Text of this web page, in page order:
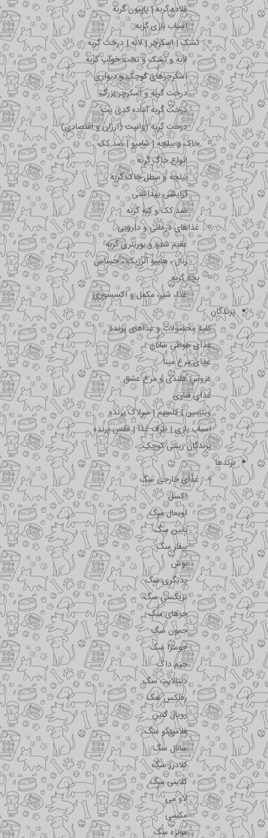
قلاده گربه | پاپیون گربه
اسباب بازی گربه
تشک | اسکرچر | لانه | درخت گربه
لانه و تشک و تخت خواب گربه
اسکرچرهای کوچک و دیواری
درخت گربه و اسکرچر بزرگ
درخت گربه آماده کدی پت
درخت گربه ژوانیت (ارزان و اقتصادی)
خاک و بیلچه | شامپو | ضد کک
انواع خاک گربه
بیلچه و سطل خاک گربه
آرایشی بهداشتی
ضد کک و کنه گربه
غذاهای درمانی و دارویی
عقیم شده و یورینری گربه
رنال ، هایپو آلرژیک ، حساس
بچه گربه
غذا، شیر، مکمل و اکسسوری
پرندگان
کلیه محصولات و غذاهای پرنده
غذای طوطی سانان
غذای مرغ مینا
عروس هلندی و مرغ عشق
غذای قناری
ویتامین | کلسیم | سرلاک پرنده
اسباب بازی | ظرف غذا | قفس پرنده
پرندگان زینتی کوچک
برندها
غذای خارجی سگ
اکسل
اویمال سگ
بابین سگ
بیفار سگ
بوش
پدیگری سگ
تریکسی سگ
جرهای سگ
جمون سگ
جوسرا سگ
جیم داگ
دنتالایت سگ
رفلکس سگ
رویال کنین
فلامینگو سگ
سانال سگ
کلادرز سگ
کلاینی سگ
لاو می
مکسی
مونژه سگ